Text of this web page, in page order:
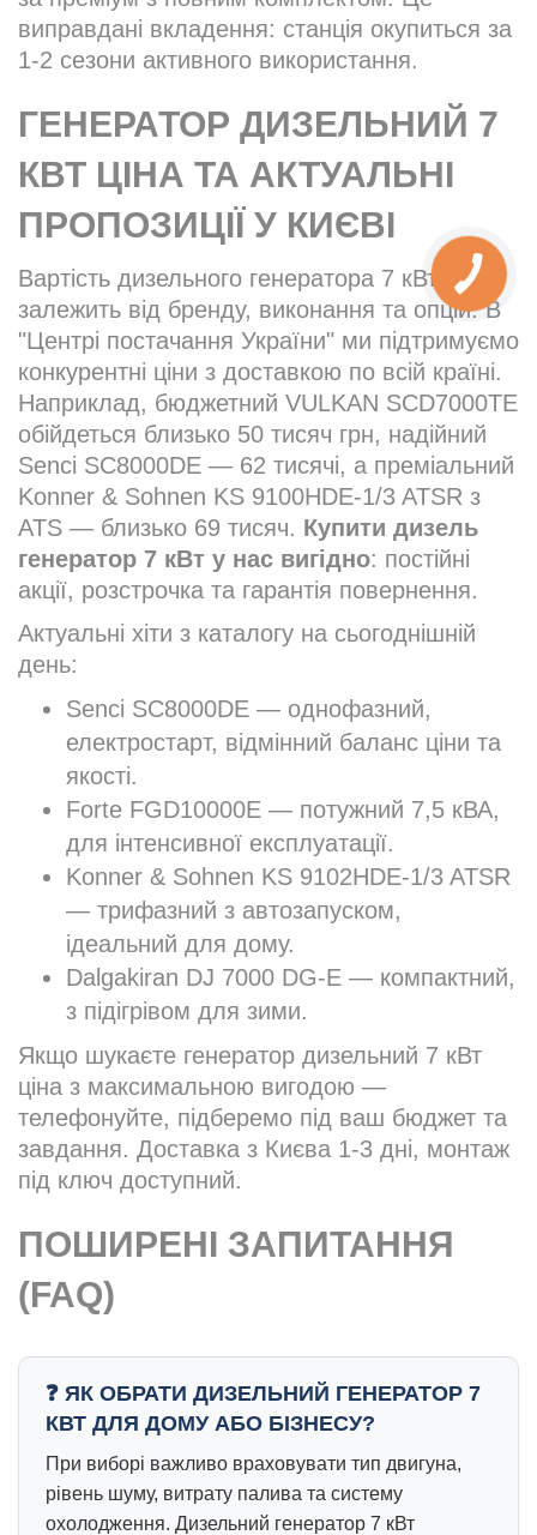
виправдані вкладення: станція окупиться за
1-2 сезони активного використання.
ГЕНЕРАТОР ДИЗЕЛЬНИЙ 7
КВТ ЦІНА ТА АКТУАЛЬНІ
ПРОПОЗИЦІЇ У КИЄВІ
Вартість дизельного генератора 7 кВт
залежить від бренду, виконання та опцій. В
"Центрі постачання України" ми підтримуємо
конкурентні ціни з доставкою по всій країні.
Наприклад, бюджетний VULKAN SCD7000TE
обійдеться близько 50 тисяч грн, надійний
Senci SC8000DE — 62 тисячі, а преміальний
Konner & Sohnen KS 9100HDE-1/3 ATSR з
ATS — близько 69 тисяч. Купити дизель
генератор 7 кВт у нас вигідно: постійні
акції, розстрочка та гарантія повернення.
Актуальні хіти з каталогу на сьогоднішній
день:
Senci SC8000DE — однофазний,
електростарт, відмінний баланс ціни та
якості.
Forte FGD10000E — потужний 7,5 кВА,
для інтенсивної експлуатації.
Konner & Sohnen KS 9102HDE-1/3 ATSR
— трифазний з автозапуском,
ідеальний для дому.
Dalgakiran DJ 7000 DG-E — компактний,
з підігрівом для зими.
Якщо шукаєте генератор дизельний 7 кВт
ціна з максимальною вигодою —
телефонуйте, підберемо під ваш бюджет та
завдання. Доставка з Києва 1-3 дні, монтаж
під ключ доступний.
ПОШИРЕНІ ЗАПИТАННЯ
(FAQ)
ЯК ОБРАТИ ДИЗЕЛЬНИЙ ГЕНЕРАТОР 7
КВТ ДЛЯ ДОМУ АБО БІЗНЕСУ?
При виборі важливо враховувати тип двигуна,
рівень шуму, витрату палива та систему
охолодження. Дизельний генератор 7 кВт